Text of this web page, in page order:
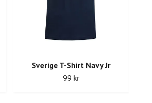
Sverige T-Shirt Navy Jr
99 kr